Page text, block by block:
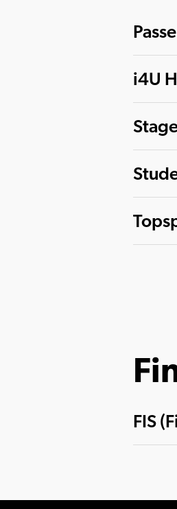
i4U
FIS